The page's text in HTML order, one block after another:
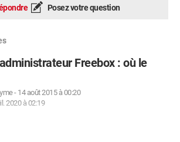
Posez votre question
Freebox : où le
- 14 août 2015 à 00:20
2020 à 02:19